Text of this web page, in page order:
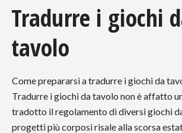
Tradurre i giochi
tavolo
Come prepararsi a tradurre i giochi da
Tradurre i giochi da tavolo non è affatto
tradotto il regolamento di diversi giochi
progetti più corposi risale alla scorsa